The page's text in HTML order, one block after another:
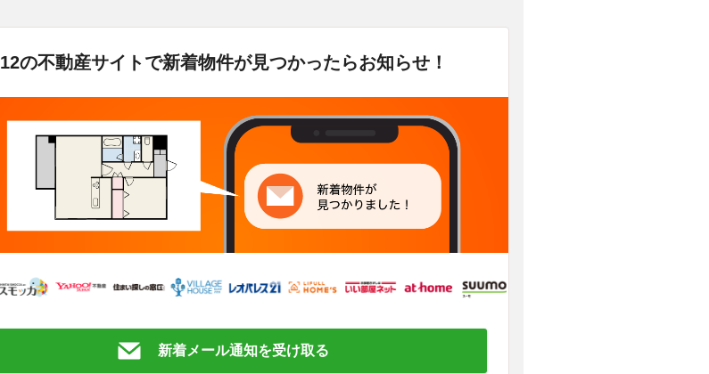
12の不動産サイトで新着物件が見つかったらお知らせ！
新着メール通知を受け取る